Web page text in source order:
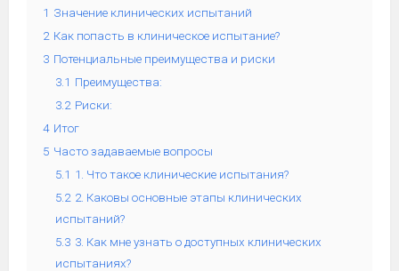
1 Значение клинических испытаний
2 Как попасть в клиническое испытание?
3 Потенциальные преимущества и риски
3.1 Преимущества:
3.2 Риски:
4 Итог
5 Часто задаваемые вопросы
5.1 1. Что такое клинические испытания?
5.2 2. Каковы основные этапы клинических
испытаний?
5.3 3. Как мне узнать о доступных клинических
испытаниях?